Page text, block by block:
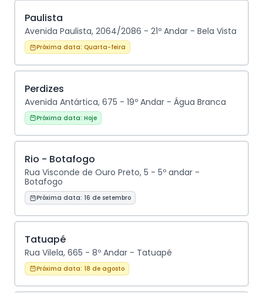
Paulista
Avenida Paulista, 2064/2086 - 21º Andar - Bela Vista
Próxima data: Quarta-feira
Perdizes
Avenida Antártica, 675 - 19º Andar - Água Branca
Próxima data: Hoje
Rio - Botafogo
Rua Visconde de Ouro Preto, 5 - 5º andar -
Botafogo
Próxima data: 16 de setembro
Tatuapé
Rua Vilela, 665 - 8º Andar - Tatuapé
Próxima data: 18 de agosto